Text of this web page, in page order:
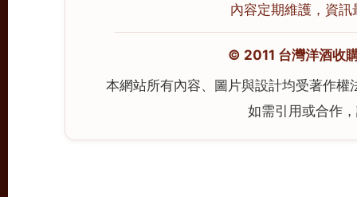
內容定期維護，資
© 2011 台灣洋酒收
本網站所有內容、圖片與設計均受著作
如需引用或合作